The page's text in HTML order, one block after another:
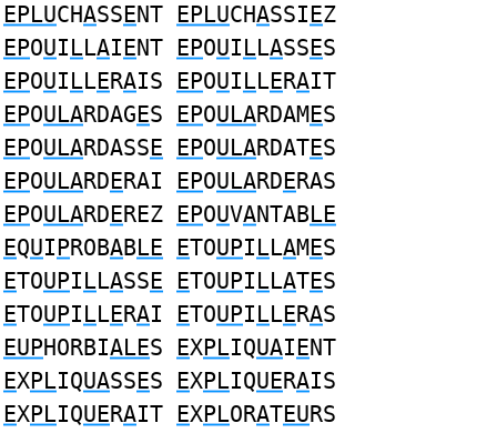
EPLUCHASSENT EPLUCHASSIEZ
EPOUILLAIENT EPOUILLASSES
EPOUILLERAIS EPOUILLERAIT
EPOULARDAGES EPOULARDAMES
EPOULARDASSE EPOULARDATES
EPOULARDERAI EPOULARDERAS
EPOULARDEREZ EPOUVANTABLE
EQUIPROBABLE ETOUPILLAMES
ETOUPILLASSE ETOUPILLATES
ETOUPILLERAI ETOUPILLERAS
EUPHORBIALES EXPLIQUAIENT
EXPLIQUASSES EXPLIQUERAIS
EXPLIQUERAIT EXPLORATEURS